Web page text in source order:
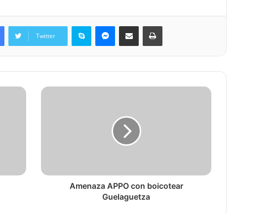
Twitter
Skype Messenger
Share via Email Print
Amenaza APPO con boicotear
Guelaguetza